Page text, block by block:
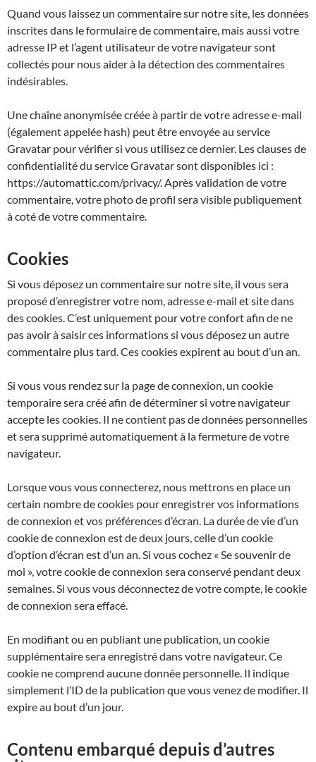
Quand vous laissez un commentaire sur notre site, les données
inscrites dans le formulaire de commentaire, mais aussi votre
adresse IP et l’agent utilisateur de votre navigateur sont
collectés pour nous aider à la détection des commentaires
indésirables.
Une chaîne anonymisée créée à partir de votre adresse e-mail
(également appelée hash) peut être envoyée au service
Gravatar pour vérifier si vous utilisez ce dernier. Les clauses de
confidentialité du service Gravatar sont disponibles ici :
https://automattic.com/privacy/. Après validation de votre
commentaire, votre photo de profil sera visible publiquement
à coté de votre commentaire.
Cookies
Si vous déposez un commentaire sur notre site, il vous sera
proposé d’enregistrer votre nom, adresse e-mail et site dans
des cookies. C’est uniquement pour votre confort afin de ne
pas avoir à saisir ces informations si vous déposez un autre
commentaire plus tard. Ces cookies expirent au bout d’un an.
Si vous vous rendez sur la page de connexion, un cookie
temporaire sera créé afin de déterminer si votre navigateur
accepte les cookies. Il ne contient pas de données personnelles
et sera supprimé automatiquement à la fermeture de votre
navigateur.
Lorsque vous vous connecterez, nous mettrons en place un
certain nombre de cookies pour enregistrer vos informations
de connexion et vos préférences d’écran. La durée de vie d’un
cookie de connexion est de deux jours, celle d’un cookie
d’option d’écran est d’un an. Si vous cochez « Se souvenir de
moi », votre cookie de connexion sera conservé pendant deux
semaines. Si vous vous déconnectez de votre compte, le cookie
de connexion sera effacé.
En modifiant ou en publiant une publication, un cookie
supplémentaire sera enregistré dans votre navigateur. Ce
cookie ne comprend aucune donnée personnelle. Il indique
simplement l’ID de la publication que vous venez de modifier. Il
expire au bout d’un jour.
Contenu embarqué depuis d’autres